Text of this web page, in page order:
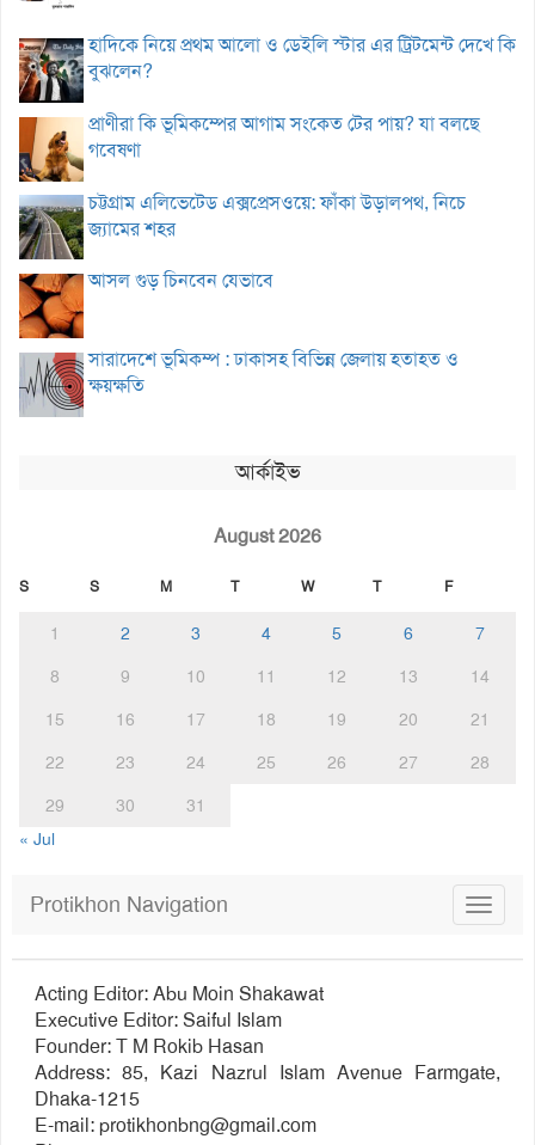
হাদিকে নিয়ে প্রথম আলো ও ডেইলি স্টার এর ট্রিটমেন্ট দেখে কি
বুঝলেন?
প্রাণীরা কি ভূমিকম্পের আগাম সংকেত টের পায়? যা বলছে
গবেষণা
চট্টগ্রাম এলিভেটেড এক্সপ্রেসওয়ে: ফাঁকা উড়ালপথ, নিচে
জ্যামের শহর
আসল গুড় চিনবেন যেভাবে
সারাদেশে ভূমিকম্প : ঢাকাসহ বিভিন্ন জেলায় হতাহত ও
ক্ষয়ক্ষতি
আর্কাইভ
August 2026
S S M T W T F
1 2 3 4 5 6
7
8
9 10 11 12 13
14
15
16 17 18 19 20
21
22
23 24 25 26 27
28
29
30
31
« Jul
Toggle
Protikhon Navigation
Acting Editor: Abu Moin Shakawat
Executive Editor: Saiful Islam
Founder: T M Rokib Hasan
Address: 85, Kazi Nazrul Islam Avenue Farmgate,
Dhaka-1215
E-mail:protikhonbng@gmail.com